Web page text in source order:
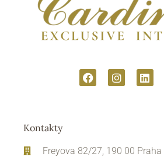
Kontakty
Freyova 82/27, 190 00 Praha